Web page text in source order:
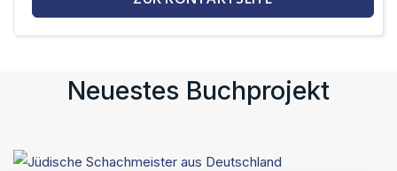
Neuestes Buchprojekt